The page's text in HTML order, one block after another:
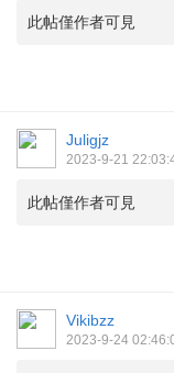
此帖僅作者可見
Juligjz
2023-9-21
此帖僅作者可見
Vikibzz
2023-9-24